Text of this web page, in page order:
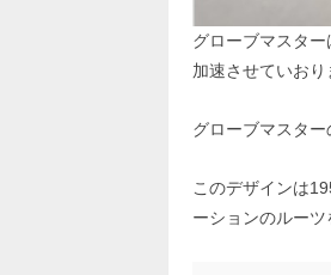
グローブマスタ
加速させていおり
グローブマスタ
このデザインは
ーションのルーツ